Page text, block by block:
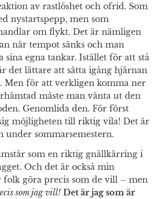
av rastlöshet och ofrid. Som
nystartspepp, men som
om flykt. Det är nämligen
när tempot sänks och man
sina egna tankar. Istället för att stå
det lättare att sätta igång hjärnan
Men för att verkligen komma ner
måste man vänta ut den
Genomlida den. För först
möjligheten till riktig vila! Det är
under sommarsemestern.
som en riktig gnällkärring i
Och det är också min
folk göra precis som de vill – men
som jag vill! Det är jag som är